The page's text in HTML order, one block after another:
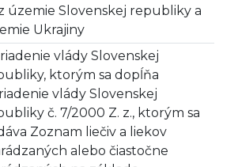
územie Slovenskej republiky a
Ukrajiny
vlády Slovenskej
ktorým sa dopĺňa
vlády Slovenskej
č. 7/2000 Z. z., ktorým sa
Zoznam liečiv a liekov
alebo čiastočne